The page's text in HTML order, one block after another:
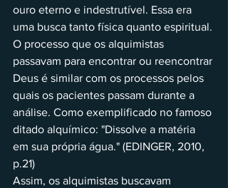
ouro eterno e indestrutível. Essa era
uma busca tanto física quanto espiritual.
O processo que os alquimistas
passavam para encontrar ou reencontrar
Deus é similar com os processos pelos
quais os pacientes passam durante a
análise. Como exemplificado no famoso
ditado alquímico: "Dissolve a matéria
em sua própria água." (EDINGER, 2010,
p.21)
Assim, os alquimistas buscavam